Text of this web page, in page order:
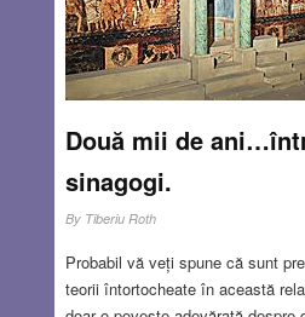
Două mii de
sinagogi.
By Tiberiu Roth
Probabil vă veți spune că sunt
teorii întortocheate în această